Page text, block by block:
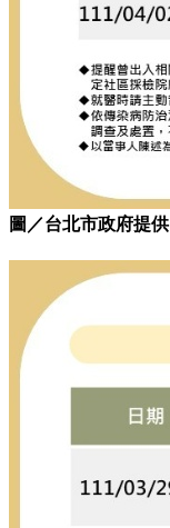
圖／台北市政府提供